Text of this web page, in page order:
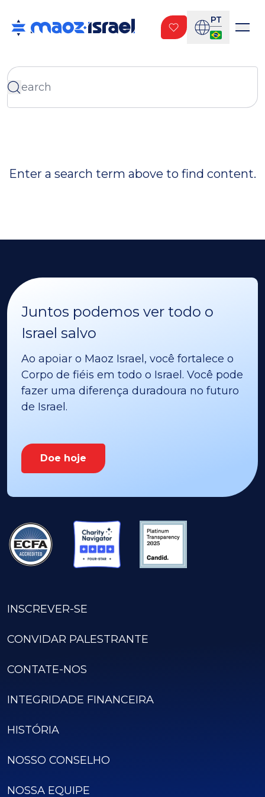
PT
Enter a search term above to find content.
Juntos podemos ver todo o
Israel salvo
Ao apoiar o Maoz Israel, você fortalece o
Corpo de fiéis em todo o Israel. Você pode
fazer uma diferença duradoura no futuro
de Israel.
Doe hoje
INSCREVER-SE
CONVIDAR PALESTRANTE
CONTATE-NOS
INTEGRIDADE FINANCEIRA
HISTÓRIA
NOSSO CONSELHO
NOSSA EQUIPE